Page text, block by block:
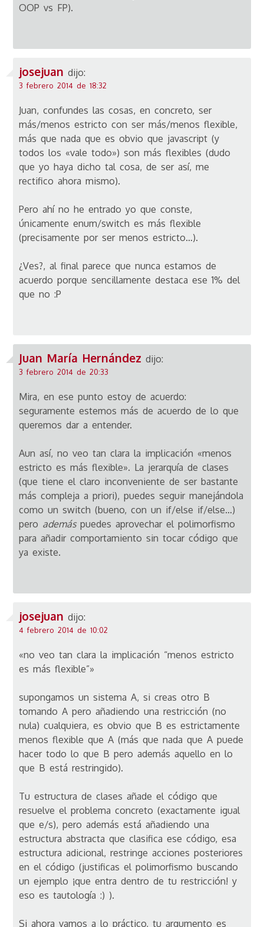
OOP vs FP).
josejuan dijo:
3 febrero 2014 de 18:32
Juan, confundes las cosas, en concreto, ser
más/menos estricto con ser más/menos flexible,
más que nada que es obvio que javascript (y
todos los «vale todo») son más flexibles (dudo
que yo haya dicho tal cosa, de ser así, me
rectifico ahora mismo).
Pero ahí no he entrado yo que conste,
únicamente enum/switch es más flexible
(precisamente por ser menos estricto…).
¿Ves?, al final parece que nunca estamos de
acuerdo porque sencillamente destaca ese 1% del
que no :P
Juan María Hernández dijo:
3 febrero 2014 de 20:33
Mira, en ese punto estoy de acuerdo:
seguramente estemos más de acuerdo de lo que
queremos dar a entender.
Aun así, no veo tan clara la implicación «menos
estricto es más flexible». La jerarquía de clases
(que tiene el claro inconveniente de ser bastante
más compleja a priori), puedes seguir manejándola
como un switch (bueno, con un if/else if/else…)
pero ademáspuedes aprovechar el polimorfismo
para añadir comportamiento sin tocar código que
ya existe.
josejuan dijo:
4 febrero 2014 de 10:02
«no veo tan clara la implicación “menos estricto
es más flexible”»
supongamos un sistema A, si creas otro B
tomando A pero añadiendo una restricción (no
nula) cualquiera, es obvio que B es estrictamente
menos flexible que A (más que nada que A puede
hacer todo lo que B pero además aquello en lo
que B está restringido).
Tu estructura de clases añade el código que
resuelve el problema concreto (exactamente igual
que e/s), pero además está añadiendo una
estructura abstracta que clasifica ese código, esa
estructura adicional, restringe acciones posteriores
en el código (justificas el polimorfismo buscando
un ejemplo ¡que entra dentro de tu restricción! y
eso es tautología :) ).
Si ahora vamos a lo práctico, tu argumento es